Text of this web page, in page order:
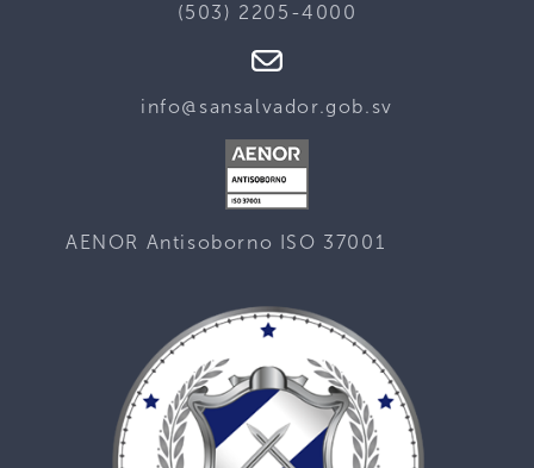
(503) 2205-4000
info@sansalvador.gob.sv
AENOR Antisoborno ISO 37001